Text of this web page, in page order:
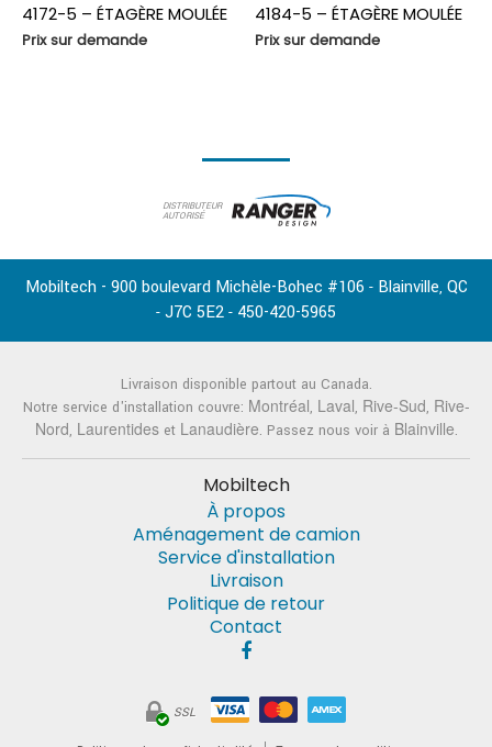
4172-5 – ÉTAGÈRE MOULÉE
Prix sur demande
4184-5 – ÉTAGÈRE MOULÉE
Prix sur demande
DISTRIBUTEUR
AUTORISÉ
Mobiltech - 900 boulevard Michèle-Bohec #106 - Blainville, QC
- J7C 5E2 - 450-420-5965
Livraison disponible partout au Canada.
Notre service d'installation couvre: Montréal, Laval, Rive-Sud, Rive-
Nord, Laurentideset Lanaudière. Passez nous voir à Blainville.
Mobiltech
À propos
Aménagement de camion
Service d'installation
Livraison
Politique de retour
Contact
SSL